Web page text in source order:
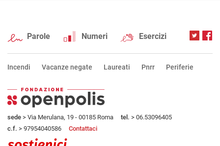
Parole Numeri Esercizi
Incendi Vacanze negate Laureati Pnrr Periferie
sede > Via Merulana, 19 - 00185 Roma tel. > 06.53096405
c.f. > 97954040586 Contattaci